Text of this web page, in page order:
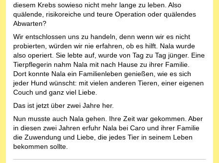
diesem Krebs sowieso nicht mehr lange zu leben. Also
quälende, risikoreiche und teure Operation oder quälendes
Abwarten?
Wir entschlossen uns zu handeln, denn wenn wir es nicht
probierten, würden wir nie erfahren, ob es hilft. Nala wurde
also operiert. Sie lebte auf, wurde von Tag zu Tag jünger. Eine
Tierpflegerin nahm Nala mit nach Hause zu ihrer Familie.
Dort konnte Nala ein Familienleben genießen, wie es sich
jeder Hund wünscht: mit vielen anderen Tieren, einer eigenen
Couch und ganz viel Liebe.
Das ist jetzt über zwei Jahre her.
Nun musste auch Nala gehen. Ihre Zeit war gekommen. Aber
in diesen zwei Jahren erfuhr Nala bei Caro und ihrer Familie
die Zuwendung und Liebe, die jedes Tier in seinem Leben
bekommen sollte.